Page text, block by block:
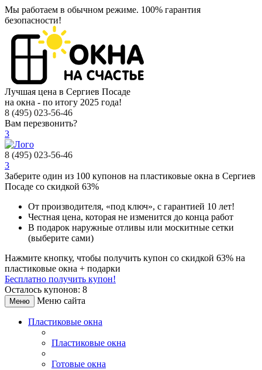
Мы работаем в обычном режиме. 100% гарантия
безопасности!
Лучшая цена в Сергиев Посаде
на окна - по итогу 2025 года!
8 (495) 023-56-46
Вам перезвонить?
3
8 (495) 023-56-46
3
Заберите один из 100 купонов на пластиковые окна в Сергиев
Посаде со скидкой 63%
От производителя, «под ключ», с гарантией 10 лет!
Честная цена, которая не изменится до конца работ
В подарок наружные отливы или москитные сетки
(выберите сами)
Нажмите кнопку, чтобы получить купон со скидкой 63% на
пластиковые окна + подарки
Бесплатно получить купон!
Осталось купонов: 8
Меню Меню сайта
Пластиковые окна
Пластиковые окна
Готовые окна